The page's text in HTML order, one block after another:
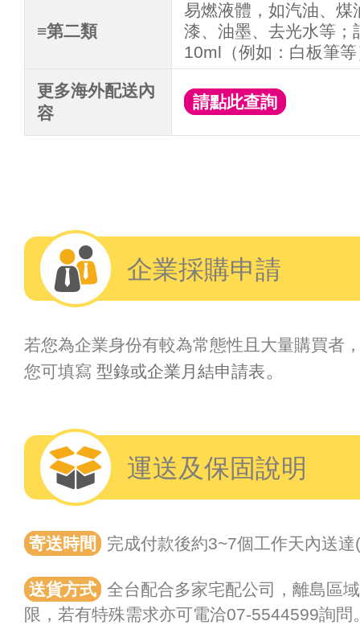
≡第二類
易燃液體，如汽油、
漆、油墨、去光水等；
10ml（例如：白板筆
更多海外配送內
容
請點此查詢
企業採購申請
若您為企業身份有較為常態性且大量購買者
您可填寫 型錄或企業月結申請表。
運送及保固說明
寄送時間 完成付款後約3~7個工作天內送
送貨方式 全台配合多家宅配公司，離島區
限，若有特殊需求亦可電洽07-5544599詢